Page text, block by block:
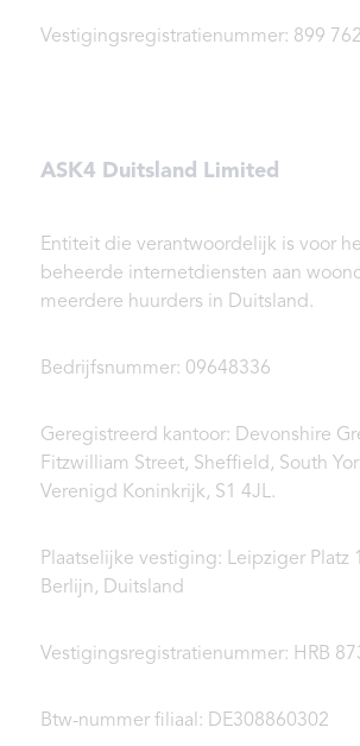
Vestigingsregistratienummer: 899
ASK4 Duitsland Limited
Entiteit die verantwoordelijk is voor
beheerde internetdiensten aan
meerdere huurders in Duitsland.
Bedrijfsnummer: 09648336
Geregistreerd kantoor: Devonshire
Fitzwilliam Street, Sheffield, South
Verenigd Koninkrijk, S1 4JL.
Plaatselijke vestiging: Leipziger Platz
Berlijn, Duitsland
Vestigingsregistratienummer: HRB
Btw-nummer filiaal: DE308860302